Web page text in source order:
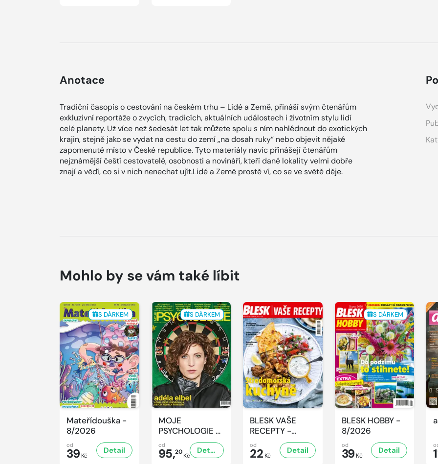
Anotace
Tradiční časopis o cestování na českém trhu – Lidé a Země, přináší svým čtenářům
exkluzivní reportáže o zvycích, tradicích, aktuálních událostech i životním stylu lidí
celé planety. Už více než šedesát let tak můžete spolu s ním nahlédnout do exotických
krajin, stejně jako se vydat na cestu do zemí „na dosah ruky“ nebo objevit nějaké
zapomenuté místo v České republice. Tyto materiály navíc přinášejí čtenářům
nejznámější čeští cestovatelé, osobnosti a novináři, kteří dané lokality velmi dobře
znají a vědí, co si v nich nenechat ujít.Lidé a Země prostě ví, co se ve světě děje.
Mohlo by se vám také líbit
S DÁRKEM
Mateřídouška -
8/2026
od
39 Kč
Detail
S DÁRKEM
MOJE
PSYCHOLOGIE -
8/2026
od
95,20Kč
Detail
BLESK VAŠE
RECEPTY -
8/2026
od
22 Kč
Detail
S DÁRKEM
BLESK HOBBY -
8/2026
od
39 Kč
Detail